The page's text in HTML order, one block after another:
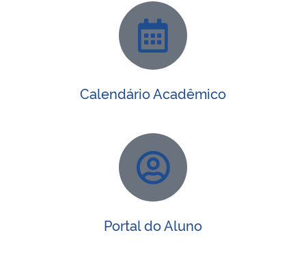
Ministério da Mulher, da Família e dos Direitos Humanos
Calendário Acadêmico
Portal do Aluno